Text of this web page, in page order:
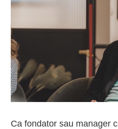
Ca fondator sau manager